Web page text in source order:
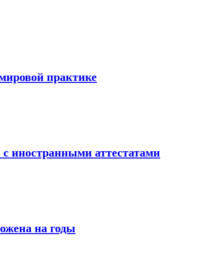
практике
иностранными аттестатами
на годы